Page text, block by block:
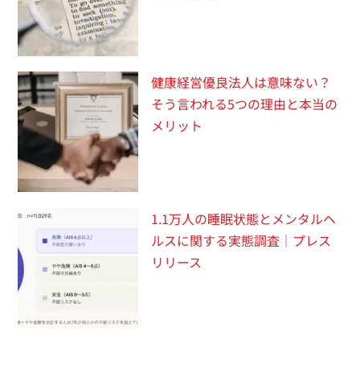
健康経営優良法人は意味ない？
そう言われる5つの理由と本当の
メリット
1.1万人の睡眠状態とメンタルヘ
ルスに関する実態調査｜プレス
リリース